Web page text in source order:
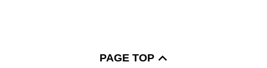
PAGE TOP